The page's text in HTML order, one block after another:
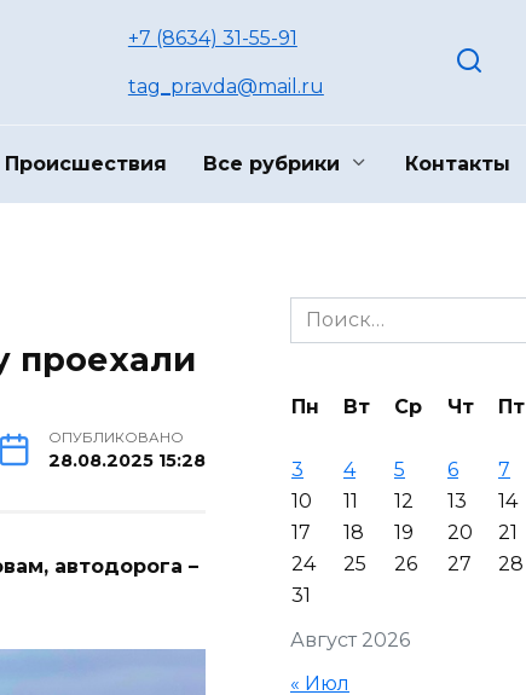
+7 (8634) 31-55-91
tag_pravda@mail.ru
Происшествия Все рубрики Контакты
проехали
ОПУБЛИКОВАНО
28.08.2025 15:28
автодорога –
Search
for:
Август 2026
Пн Вт Ср Чт Пт
3
4 5 6 7
10
11 12 13 14
17
18 19 20 21
24
25 26 27 28
31
« Июл